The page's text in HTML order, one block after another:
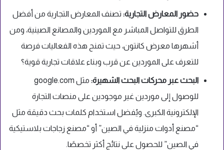
حضور المعارض التجارية: تصنف المعارض التجارية من أفضل
الطرق للتواصل المباشر مع الموردين والمصانع الصينية، ومن
أشهرها معرض كانتون، حيث تمنح هذه الفعاليات فرصة
للتعرف على الموردين عن قرب وبناء علاقات تجارية قوية؟
البحث عبر محركات البحث الشهيرة:
مثل google.com
للوصول إلى موردين غير موجودين على منصات التجارة
الإلكترونية الكبرى. ويُفضل استخدام كلمات بحث دقيقة مثل
“مصنع أدوات منزلية في الصين” أو “مصنع زجاجات بلاستيكية
في الصين” للحصول على نتائج أكثر تخصصًا.